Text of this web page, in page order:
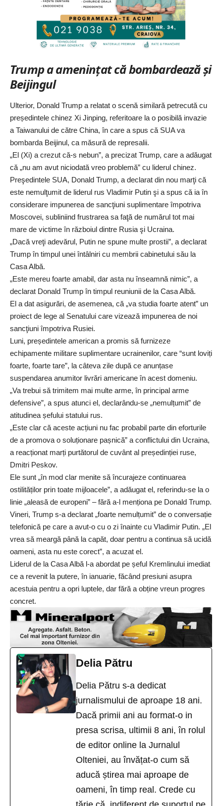
Trump a amenințat că bombardează și
Beijingul
Ulterior, Donald Trump a relatat o scenă similară petrecută cu
președintele chinez Xi Jinping, referitoare la o posibilă invazie
a Taiwanului de către China, în care a spus că SUA va
bombarda Beijinul, ca măsură de represalii.
„El (Xi) a crezut că-s nebun”, a precizat Trump, care a adăugat
că „nu am avut niciodată vreo problemă” cu liderul chinez.
Preşedintele SUA, Donald Trump, a declarat din nou marţi că
este nemulţumit de liderul rus Vladimir Putin şi a spus că ia în
considerare impunerea de sancţiuni suplimentare împotriva
Moscovei, subliniind frustrarea sa faţă de numărul tot mai
mare de victime în războiul dintre Rusia şi Ucraina.
„Dacă vreţi adevărul, Putin ne spune multe prostii”, a declarat
Trump în timpul unei întâlniri cu membrii cabinetului său la
Casa Albă.
„Este mereu foarte amabil, dar asta nu înseamnă nimic”, a
declarat Donald Trump în timpul reuniunii de la Casa Albă.
El a dat asigurări, de asemenea, că „va studia foarte atent” un
proiect de lege al Senatului care vizează impunerea de noi
sancţiuni împotriva Rusiei.
Luni, președintele american a promis să furnizeze
echipamente militare suplimentare ucrainenilor, care “sunt loviți
foarte, foarte tare”, la câteva zile după ce anunțase
suspendarea anumitor livrări americane în acest domeniu.
„Va trebui să trimitem mai multe arme, în principal arme
defensive”, a spus atunci el, declarându-se „nemulțumit” de
atitudinea șefului statului rus.
„Este clar că aceste acțiuni nu fac probabil parte din eforturile
de a promova o soluționare pașnică” a conflictului din Ucraina,
a reacționat marți purtătorul de cuvânt al președinției ruse,
Dmitri Peskov.
Ele sunt „în mod clar menite să încurajeze continuarea
ostilităților prin toate mijloacele”, a adăugat el, referindu-se la o
linie „aleasă de europeni” – fără a-l menționa pe Donald Trump.
Vineri, Trump s-a declarat „foarte nemulțumit” de o conversație
telefonică pe care a avut-o cu o zi înainte cu Vladimir Putin. „El
vrea să meargă până la capăt, doar pentru a continua să ucidă
oameni, asta nu este corect”, a acuzat el.
Liderul de la Casa Albă l-a abordat pe șeful Kremlinului imediat
ce a revenit la putere, în ianuarie, făcând presiuni asupra
acestuia pentru a opri luptele, dar fără a obține vreun progres
concret.
Delia Pătru
Delia Pătru s-a dedicat
jurnalismului de aproape 18 ani.
Dacă primii ani au format-o in
presa scrisa, ultimii 8 ani, în rolul
de editor online la Jurnalul
Olteniei, au învățat-o cum să
aducă știrea mai aproape de
oameni, în timp real. Crede cu